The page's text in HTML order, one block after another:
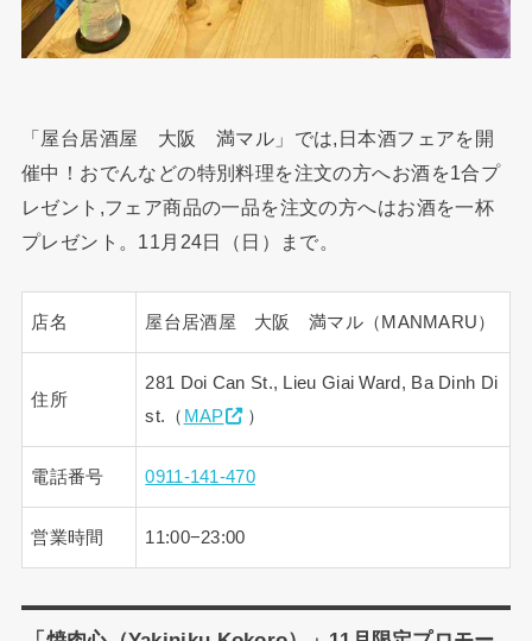
「屋台居酒屋 大阪 満マル」では,日本酒フェアを開
催中！おでんなどの特別料理を注文の方へお酒を1合プ
レゼント,フェア商品の一品を注文の方へはお酒を一杯
プレゼント。11月24日（日）まで。
店名 屋台居酒屋 大阪 満マル（MANMARU）
住所
281 Doi Can St., Lieu Giai Ward, Ba Dinh Di
st.（ MAP ）
電話番号 0911-141-470
営業時間 11:00−23:00